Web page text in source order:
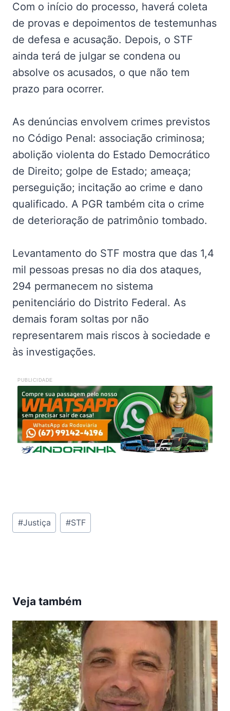
Com o início do processo, haverá coleta
de provas e depoimentos de testemunhas
de defesa e acusação. Depois, o STF
ainda terá de julgar se condena ou
absolve os acusados, o que não tem
prazo para ocorrer.
As denúncias envolvem crimes previstos
no Código Penal: associação criminosa;
abolição violenta do Estado Democrático
de Direito; golpe de Estado; ameaça;
perseguição; incitação ao crime e dano
qualificado. A PGR também cita o crime
de deterioração de patrimônio tombado.
Levantamento do STF mostra que das 1,4
mil pessoas presas no dia dos ataques,
294 permanecem no sistema
penitenciário do Distrito Federal. As
demais foram soltas por não
representarem mais riscos à sociedade e
às investigações.
PUBLICIDADE
Tags
do
#Justiça #STF
Veja também